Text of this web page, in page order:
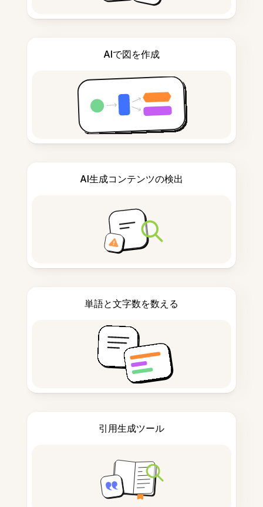
AIで図を作成
AI生成コンテンツの検出
単語と文字数を数える
引用生成ツール